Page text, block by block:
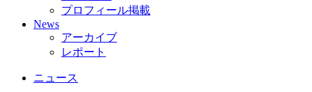
プロフィール掲載
News
アーカイブ
レポート
ニュース